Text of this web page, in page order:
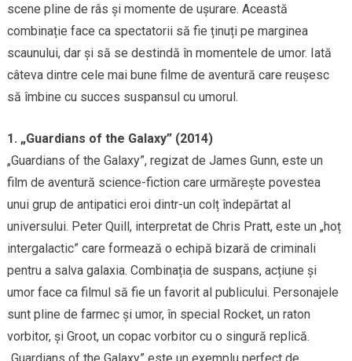
scene pline de râs și momente de ușurare. Această
combinație face ca spectatorii să fie ținuți pe marginea
scaunului, dar și să se destindă în momentele de umor. Iată
câteva dintre cele mai bune filme de aventură care reușesc
să îmbine cu succes suspansul cu umorul.
1. „Guardians of the Galaxy” (2014)
„Guardians of the Galaxy”, regizat de James Gunn, este un
film de aventură science-fiction care urmărește povestea
unui grup de antipatici eroi dintr-un colț îndepărtat al
universului. Peter Quill, interpretat de Chris Pratt, este un „hoț
intergalactic” care formează o echipă bizară de criminali
pentru a salva galaxia. Combinația de suspans, acțiune și
umor face ca filmul să fie un favorit al publicului. Personajele
sunt pline de farmec și umor, în special Rocket, un raton
vorbitor, și Groot, un copac vorbitor cu o singură replică.